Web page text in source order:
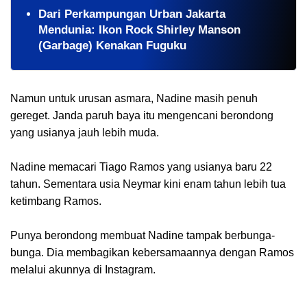
Dari Perkampungan Urban Jakarta
Mendunia: Ikon Rock Shirley Manson
(Garbage) Kenakan Fuguku
Namun untuk urusan asmara, Nadine masih penuh
gereget. Janda paruh baya itu mengencani berondong
yang usianya jauh lebih muda.
Nadine memacari Tiago Ramos yang usianya baru 22
tahun. Sementara usia Neymar kini enam tahun lebih tua
ketimbang Ramos.
Punya berondong membuat Nadine tampak berbunga-
bunga. Dia membagikan kebersamaannya dengan Ramos
melalui akunnya di Instagram.